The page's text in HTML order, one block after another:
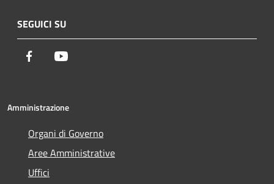
SEGUICI SU
Facebook
Amministrazione
Organi di Governo
Aree Amministrative
Uffici